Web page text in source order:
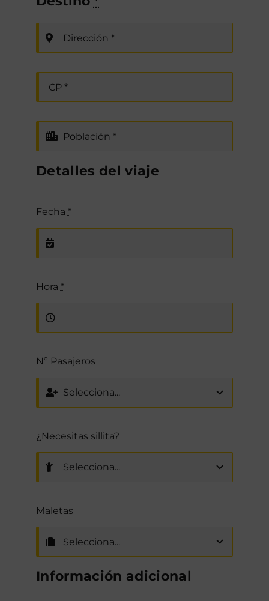
Detalles del viaje
Fecha *
Hora *
Nº Pasajeros
¿Necesitas sillita?
Maletas
Información adicional